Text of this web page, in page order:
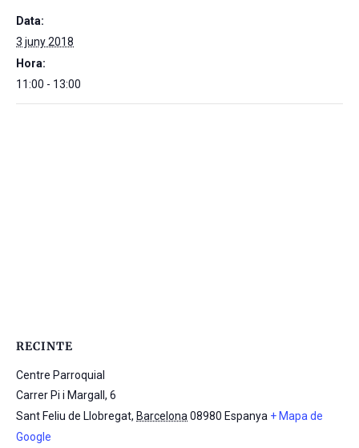
Data:
3 juny 2018
Hora:
11:00 - 13:00
RECINTE
Centre Parroquial
Carrer Pi i Margall, 6
Sant Feliu de Llobregat, Barcelona 08980 Espanya + Mapa de
Google